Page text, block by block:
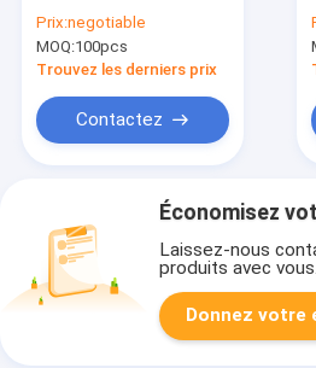
bronze de forme
lubrifiant le type
capacité de charge
Prix:negotiable
MOQ:100pcs
Trouvez les derniers prix
Contactez
Économisez
Laissez-nous
produits avec vous.
Donnez votre